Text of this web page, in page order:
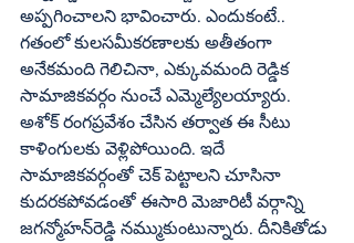
అప్పగించాలని భావించారు. ఎందుకంటే..
గతంలో కులసమీకరణాలకు అతీతంగా
అనేకమంది గెలిచినా, ఎక్కువమంది రెడ్డిక
సామాజికవర్గం నుంచే ఎమ్మెల్యేలయ్యారు.
అశోక్‌ రంగప్రవేశం చేసిన తర్వాత ఈ సీటు
కాళింగులకు వెళ్లిపోయింది. ఇదే
సామాజికవర్గంతో చెక్‌ పెట్టాలని చూసినా
కుదరకపోవడంతో ఈసారి మెజారిటీ వర్గాన్ని
జగన్మోహన్‌రెడ్డి నమ్ముకుంటున్నారు. దీనికితోడు